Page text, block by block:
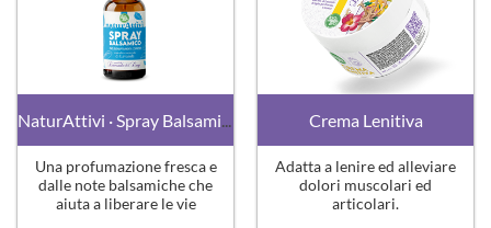
Una profumazione fresca e
dalle note balsamiche che
aiuta a liberare le vie
Crema Lenitiva
Adatta a lenire ed alleviare
dolori muscolari ed
articolari.